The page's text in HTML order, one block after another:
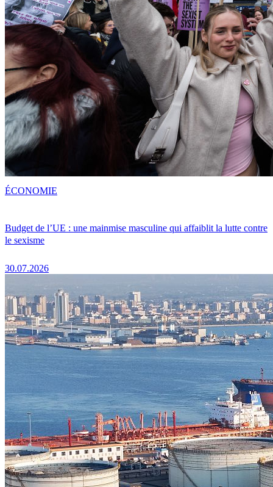
Budget de l’UE : une mainmise masculine qui affaiblit la lutte contre
le sexisme
30.07.2026
ÉCONOMIE